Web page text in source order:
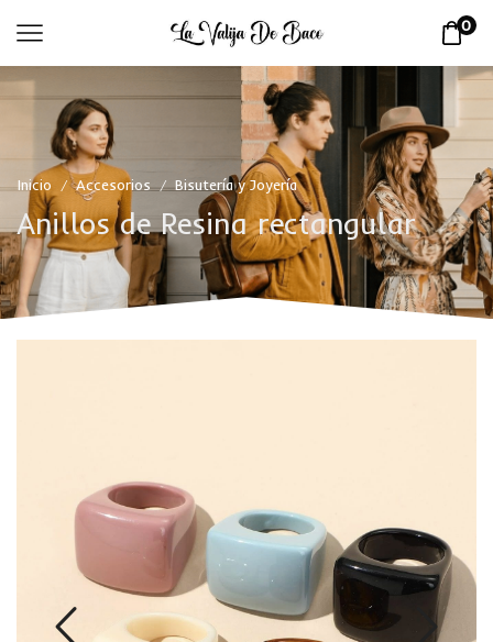
0
Inicio / Accesorios / Bisutería y Joyería
Anillos de Resina rectangular